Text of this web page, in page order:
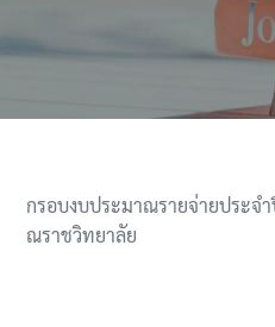
กรอบงบประมาณรายจ่ายประจ
ณราชวิทยาลัย